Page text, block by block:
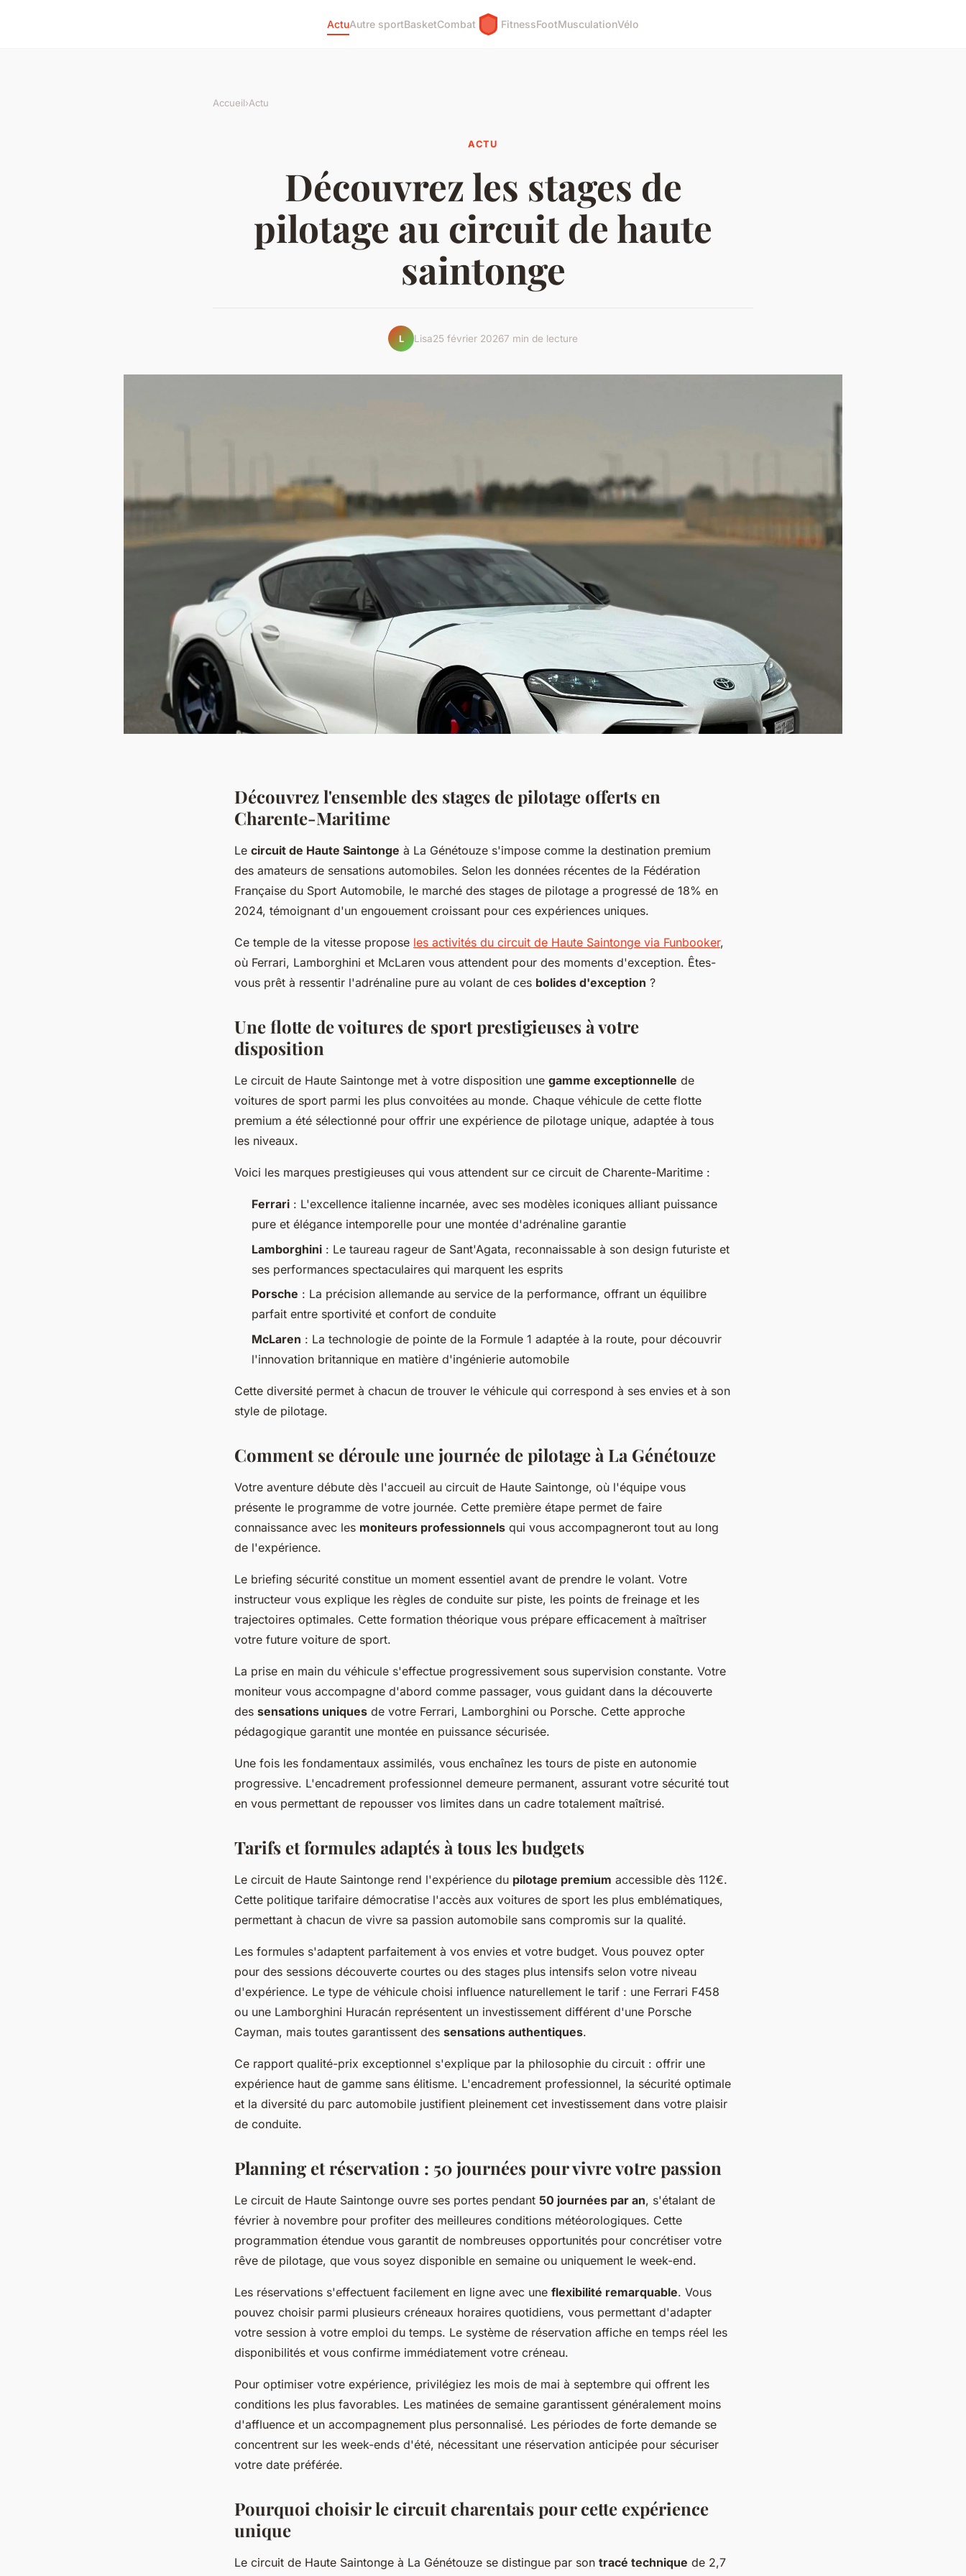
ActuAutre sportBasketCombat FitnessFootMusculationVélo
Accueil›Actu
ACTU
Découvrez les stages de
pilotage au circuit de haute
saintonge
L Lisa25 février 20267 min de lecture
Découvrez l'ensemble des stages de pilotage offerts en
Charente-Maritime
Le circuit de Haute Saintonge à La Génétouze s'impose comme la destination premium
des amateurs de sensations automobiles. Selon les données récentes de la Fédération
Française du Sport Automobile, le marché des stages de pilotage a progressé de 18% en
2024, témoignant d'un engouement croissant pour ces expériences uniques.
Ce temple de la vitesse propose les activités du circuit de Haute Saintonge via Funbooker,
où Ferrari, Lamborghini et McLaren vous attendent pour des moments d'exception. Êtes-
vous prêt à ressentir l'adrénaline pure au volant de ces bolides d'exception ?
Une flotte de voitures de sport prestigieuses à votre
disposition
Le circuit de Haute Saintonge met à votre disposition une gamme exceptionnelle de
voitures de sport parmi les plus convoitées au monde. Chaque véhicule de cette flotte
premium a été sélectionné pour offrir une expérience de pilotage unique, adaptée à tous
les niveaux.
Voici les marques prestigieuses qui vous attendent sur ce circuit de Charente-Maritime :
Ferrari : L'excellence italienne incarnée, avec ses modèles iconiques alliant puissance
pure et élégance intemporelle pour une montée d'adrénaline garantie
Lamborghini : Le taureau rageur de Sant'Agata, reconnaissable à son design futuriste et
ses performances spectaculaires qui marquent les esprits
Porsche : La précision allemande au service de la performance, offrant un équilibre
parfait entre sportivité et confort de conduite
McLaren : La technologie de pointe de la Formule 1 adaptée à la route, pour découvrir
l'innovation britannique en matière d'ingénierie automobile
Cette diversité permet à chacun de trouver le véhicule qui correspond à ses envies et à son
style de pilotage.
Comment se déroule une journée de pilotage à La Génétouze
Votre aventure débute dès l'accueil au circuit de Haute Saintonge, où l'équipe vous
présente le programme de votre journée. Cette première étape permet de faire
connaissance avec les moniteurs professionnels qui vous accompagneront tout au long
de l'expérience.
Le briefing sécurité constitue un moment essentiel avant de prendre le volant. Votre
instructeur vous explique les règles de conduite sur piste, les points de freinage et les
trajectoires optimales. Cette formation théorique vous prépare efficacement à maîtriser
votre future voiture de sport.
La prise en main du véhicule s'effectue progressivement sous supervision constante. Votre
moniteur vous accompagne d'abord comme passager, vous guidant dans la découverte
des sensations uniques de votre Ferrari, Lamborghini ou Porsche. Cette approche
pédagogique garantit une montée en puissance sécurisée.
Une fois les fondamentaux assimilés, vous enchaînez les tours de piste en autonomie
progressive. L'encadrement professionnel demeure permanent, assurant votre sécurité tout
en vous permettant de repousser vos limites dans un cadre totalement maîtrisé.
Tarifs et formules adaptés à tous les budgets
Le circuit de Haute Saintonge rend l'expérience du pilotage premium accessible dès 112€.
Cette politique tarifaire démocratise l'accès aux voitures de sport les plus emblématiques,
permettant à chacun de vivre sa passion automobile sans compromis sur la qualité.
Les formules s'adaptent parfaitement à vos envies et votre budget. Vous pouvez opter
pour des sessions découverte courtes ou des stages plus intensifs selon votre niveau
d'expérience. Le type de véhicule choisi influence naturellement le tarif : une Ferrari F458
ou une Lamborghini Huracán représentent un investissement différent d'une Porsche
Cayman, mais toutes garantissent des sensations authentiques.
Ce rapport qualité-prix exceptionnel s'explique par la philosophie du circuit : offrir une
expérience haut de gamme sans élitisme. L'encadrement professionnel, la sécurité optimale
et la diversité du parc automobile justifient pleinement cet investissement dans votre plaisir
de conduite.
Planning et réservation : 50 journées pour vivre votre passion
Le circuit de Haute Saintonge ouvre ses portes pendant 50 journées par an, s'étalant de
février à novembre pour profiter des meilleures conditions météorologiques. Cette
programmation étendue vous garantit de nombreuses opportunités pour concrétiser votre
rêve de pilotage, que vous soyez disponible en semaine ou uniquement le week-end.
Les réservations s'effectuent facilement en ligne avec une flexibilité remarquable. Vous
pouvez choisir parmi plusieurs créneaux horaires quotidiens, vous permettant d'adapter
votre session à votre emploi du temps. Le système de réservation affiche en temps réel les
disponibilités et vous confirme immédiatement votre créneau.
Pour optimiser votre expérience, privilégiez les mois de mai à septembre qui offrent les
conditions les plus favorables. Les matinées de semaine garantissent généralement moins
d'affluence et un accompagnement plus personnalisé. Les périodes de forte demande se
concentrent sur les week-ends d'été, nécessitant une réservation anticipée pour sécuriser
votre date préférée.
Pourquoi choisir le circuit charentais pour cette expérience
unique
Le circuit de Haute Saintonge à La Génétouze se distingue par son tracé technique de 2,7